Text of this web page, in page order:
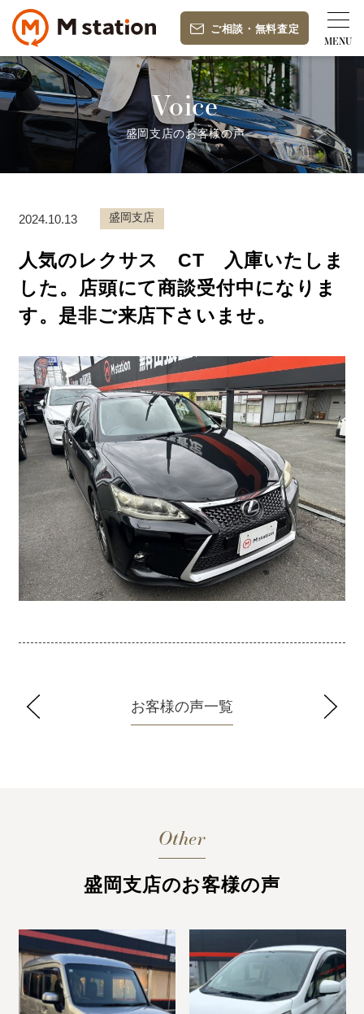
ご相談 ・ 無料査定
Voice
盛岡支店のお客様の声
2024.10.13 盛岡支店
人気のレクサス CT 入庫いたしま
した。店頭にて商談受付中になりま
す。是非ご来店下さいませ。
お客様の声一覧
Other
盛岡支店のお客様の声